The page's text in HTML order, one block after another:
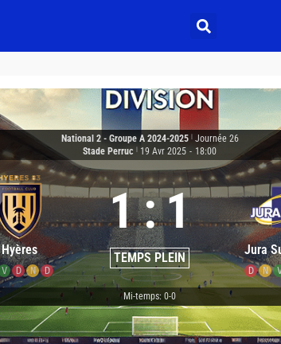
National 2 - Groupe A 2024-2025
Journée 26
Stade Perruc
19 Avr 2025 - 18:00
Hyères
V D N D
1:1
TEMPS PLEIN Jura
D N
Mi-temps: 0-0